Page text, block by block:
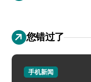
您错过了
手机新闻